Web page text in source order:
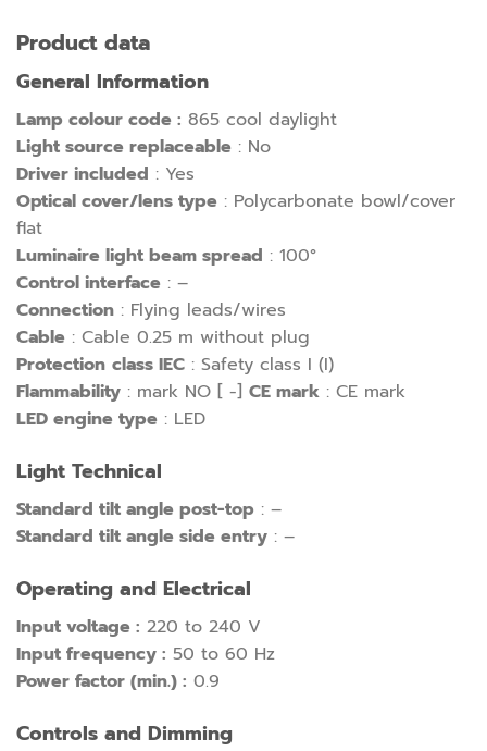
Product data
General Information
Lamp colour code : 865 cool daylight
Light source replaceable : No
Driver included : Yes
Optical cover/lens type : Polycarbonate bowl/cover
flat
Luminaire light beam spread : 100°
Control interface : –
Connection : Flying leads/wires
Cable : Cable 0.25 m without plug
Protection class IEC : Safety class I (I)
Flammability : mark NO [ -] CE mark : CE mark
LED engine type : LED
Light Technical
Standard tilt angle post-top : –
Standard tilt angle side entry : –
Operating and Electrical
Input voltage : 220 to 240 V
Input frequency : 50 to 60 Hz
Power factor (min.) : 0.9
Controls and Dimming